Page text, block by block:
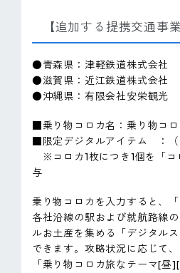
【追加する提携交通事
●青森県：津軽鉄道株式会社
●滋賀県：近江鉄道株式会社
●沖縄県：有限会社安栄観光
■乗り物コロカ名：乗り物コ
■限定デジタルアイテム ：
※コロカ1枚につき1個を「コ
与
乗り物コロカを入力すると、
各社沿線の駅および就航路線
ルお土産を集める「デジタル
できます。攻略状況に応じて
「乗り物コロカ旅なテーマ[